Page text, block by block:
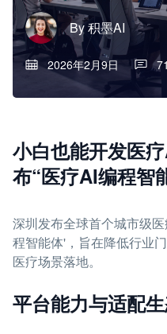
By积墨AI
2026年2月9日 71
小白也能开发医
布“医疗AI编程智
深圳发布全球首个城市级
程智能体'，旨在降低行业
医疗场景落地。
平台能力与适配